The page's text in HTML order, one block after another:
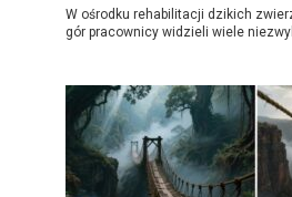
W ośrodku rehabilitacji dzikich
gór pracownicy widzieli wiele